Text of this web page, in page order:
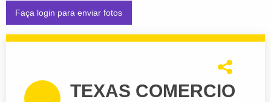
Faça login para enviar fotos
TEXAS COMERCIO